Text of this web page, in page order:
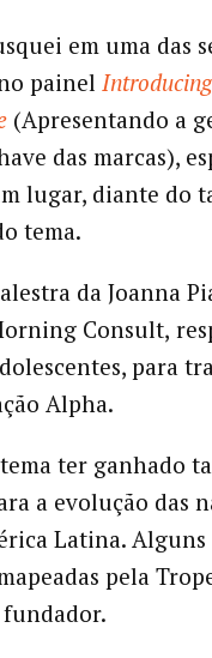
em uma das
painel
(Apresentando a
das marcas),
lugar, diante do
tema.
da Joanna
Consult,
para
Alpha.
ter ganhado
a evolução das
Latina. Alguns
pela